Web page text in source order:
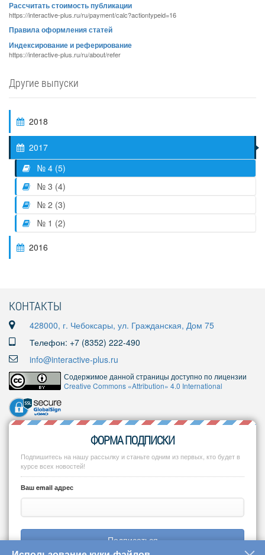
Рассчитать стоимость публикации
https://interactive-plus.ru/ru/payment/calc?actiontypeid=16
Правила оформления статей
Индексирование и реферирование
https://interactive-plus.ru/ru/about/refer
Другие выпуски
2018
2017
№ 4 (5)
№ 3 (4)
№ 2 (3)
№ 1 (2)
2016
КОНТАКТЫ
428000, г. Чебоксары, ул. Гражданская, Дом 75
Телефон: +7 (8352) 222-490
info@interactive-plus.ru
Содержимое данной страницы доступно по лицензии
Creative Commons «Attribution» 4.0 International
ФОРМА ПОДПИСКИ
Подпишитесь на нашу рассылку и станьте одним из первых, кто будет в
курсе всех новостей!
Ваш email адрес
Подписаться